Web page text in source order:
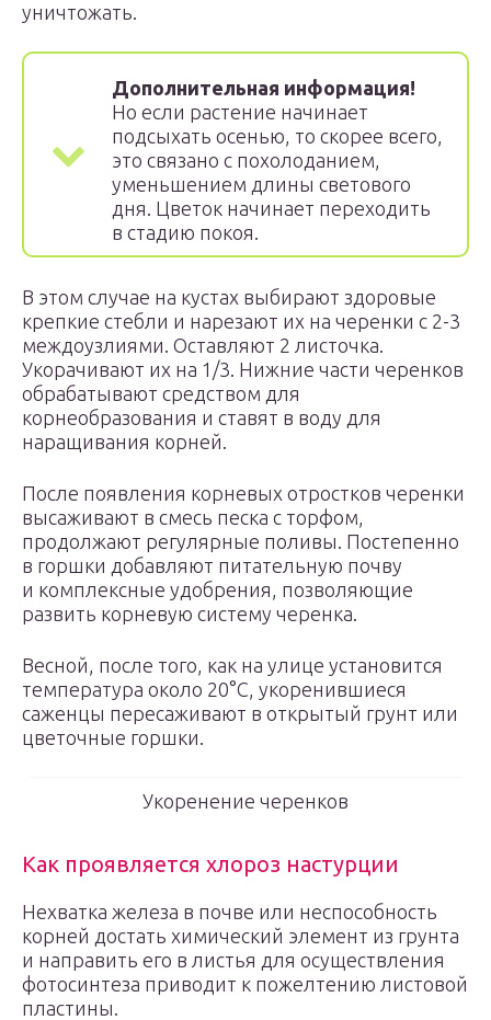
уничтожать.
Дополнительная информация!
Но если растение начинает
подсыхать осенью, то скорее всего,
это связано с похолоданием,
уменьшением длины светового
дня. Цветок начинает переходить
в стадию покоя.
В этом случае на кустах выбирают здоровые
крепкие стебли и нарезают их на черенки с 2-3
междоузлиями. Оставляют 2 листочка.
Укорачивают их на 1/3. Нижние части черенков
обрабатывают средством для
корнеобразования и ставят в воду для
наращивания корней.
После появления корневых отростков черенки
высаживают в смесь песка с торфом,
продолжают регулярные поливы. Постепенно
в горшки добавляют питательную почву
и комплексные удобрения, позволяющие
развить корневую систему черенка.
Весной, после того, как на улице установится
температура около 20°С, укоренившиеся
саженцы пересаживают в открытый грунт или
цветочные горшки.
Укоренение черенков
Как проявляется хлороз настурции
Нехватка железа в почве или неспособность
корней достать химический элемент из грунта
и направить его в листья для осуществления
фотосинтеза приводит к пожелтению листовой
пластины.